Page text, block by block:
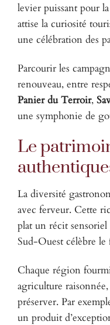
levier puissant pour
attise la curiosité
une célébration des
Parcourir les
renouveau, entre
Panier du Terroir,
une symphonie de
Le
La diversité
avec ferveur. Cette
plat un récit
Sud-Ouest célèbre le
Chaque région
agriculture
préserver. Par
un produit